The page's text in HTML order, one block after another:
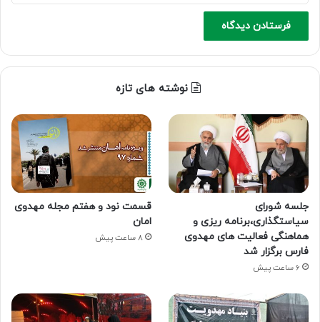
نوشته های تازه
جلسه شورای
سیاستگذاری،برنامه ریزی و
هماهنگی فعالیت های مهدوی
فارس برگزار شد
6 ساعت پیش
قسمت نود و هفتم مجله مهدوی
امان
8 ساعت پیش